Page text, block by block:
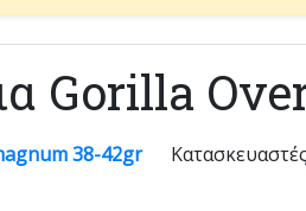
Gorilla
38-42gr